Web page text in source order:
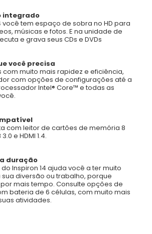
integrado
você tem espaço de sobra no HD para
músicas e fotos. E na unidade de
e grava seus CDs e DVDs
você precisa
com muito mais rapidez e eficiência,
com opções de configurações até a
Intel® Core™ e todas as
com leitor de cartões de memória 8
e HDMI 1.4.
duração
Inspiron 14 ajuda você a ter muito
diversão ou trabalho, porque
mais tempo. Consulte opções de
bateria de 6 células, com muito mais
atividades.